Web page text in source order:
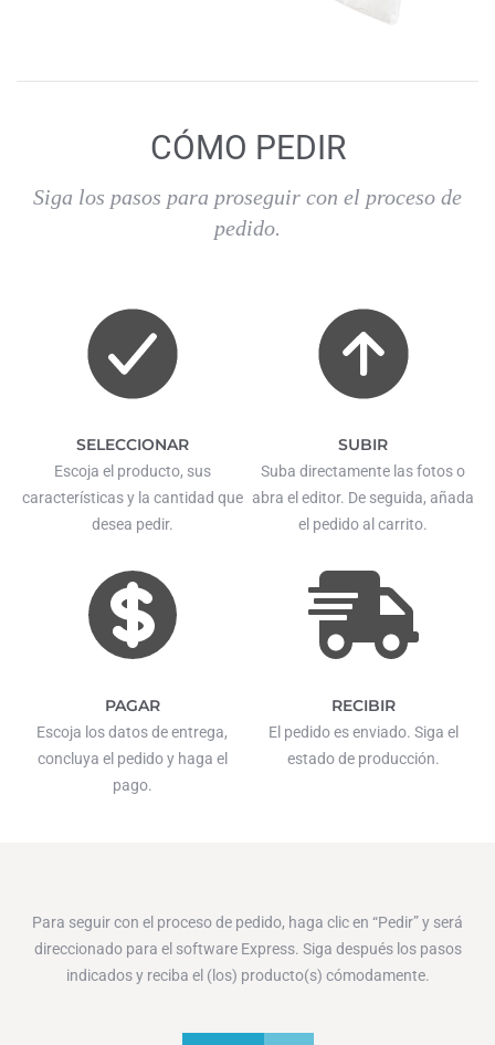
CÓMO PEDIR
Siga los pasos para proseguir con el proceso de
pedido.
SELECCIONAR
Escoja el producto, sus
características y la cantidad que
desea pedir.
SUBIR
Suba directamente las fotos o
abra el editor. De seguida, añada
el pedido al carrito.
PAGAR
Escoja los datos de entrega,
concluya el pedido y haga el
pago.
RECIBIR
El pedido es enviado. Siga el
estado de producción.
Para seguir con el proceso de pedido, haga clic en “Pedir” y será
direccionado para el software Express. Siga después los pasos
indicados y reciba el (los) producto(s) cómodamente.